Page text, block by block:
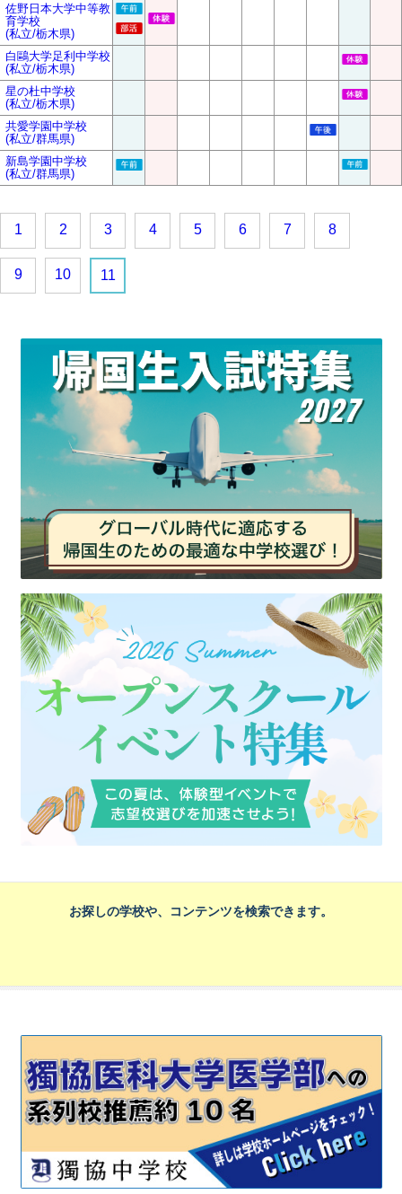
佐野日本大学中等教
育学校
(私立/栃木県)
白鷗大学足利中学校
(私立/栃木県)
星の杜中学校
(私立/栃木県)
共愛学園中学校
(私立/群馬県)
新島学園中学校
(私立/群馬県)
1 2 3 4 5 6 7 8
9 10 11
お探しの学校や、コンテンツを検索できます。